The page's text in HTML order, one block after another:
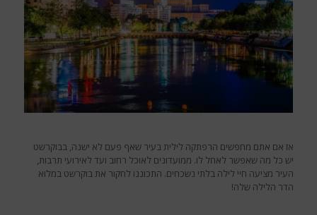
אז אם אתם מחפשים הרפתקה לילית בעיר שאף פעם לא ישנה, ​​בבוקרשט
יש כל מה שאפשר לאחל לו. ממועדונים לאוכל רחוב ועד לאירועי תרבות,
העיר מציעה חיי לילה בלתי נשכחים. התכוננו לחקור את בוקרשט במלוא
הדר הלילה שלה!